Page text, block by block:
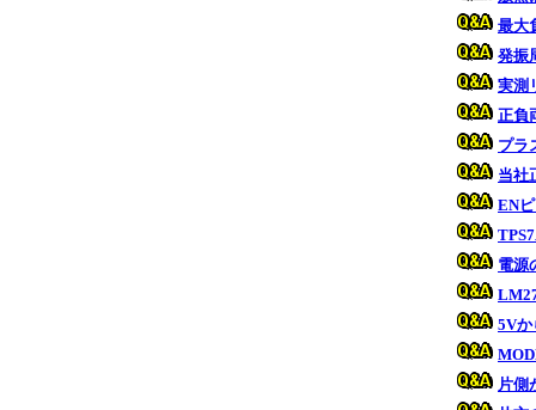
最大
発振
実測
正負
プラ
当社
EN
電源
5Vか
片側